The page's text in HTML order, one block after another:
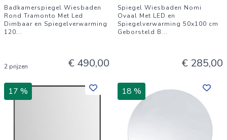
Badkamerspiegel Wiesbaden
Rond Tramonto Met Led
Dimbaar en Spiegelverwarming
120...
2 prijzen € 490,00
Spiegel Wiesbaden Nomi
Ovaal Met LED en
Spiegelverwarming 50x100 cm
Geborsteld B...
€ 285,00
17 % 18 %